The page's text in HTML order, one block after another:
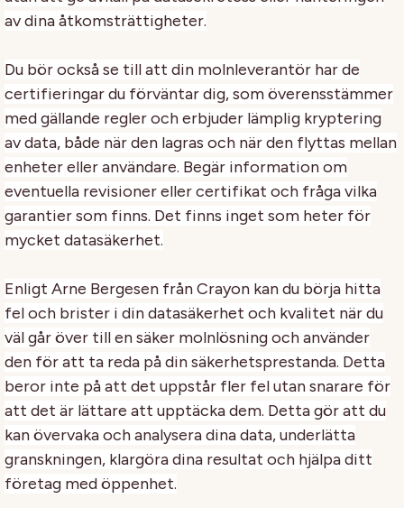
av dina åtkomsträttigheter.
Du bör också se till att din molnleverantör har de
certifieringar du förväntar dig, som överensstämmer
med gällande regler och erbjuder lämplig kryptering
av data, både när den lagras och när den flyttas mellan
enheter eller användare. Begär information om
eventuella revisioner eller certifikat och fråga vilka
garantier som finns. Det finns inget som heter för
mycket datasäkerhet.
Enligt Arne Bergesen från Crayon kan du börja hitta
fel och brister i din datasäkerhet och kvalitet när du
väl går över till en säker molnlösning och använder
den för att ta reda på din säkerhetsprestanda. Detta
beror inte på att det uppstår fler fel utan snarare för
att det är lättare att upptäcka dem. Detta gör att du
kan övervaka och analysera dina data, underlätta
granskningen, klargöra dina resultat och hjälpa ditt
företag med öppenhet.